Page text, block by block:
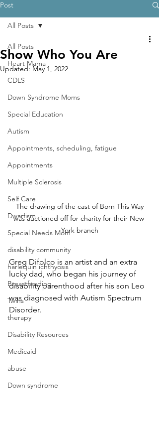
Post
All Posts
Heart Mama
CDLS
Down Syndrome Moms
Special Education
Autism
Appointments, scheduling, fatigue
Appointments
Multiple Sclerosis
Self Care
Dwarfism
Special Needs Mom
disability community
harlequin ichthyosis
Breastfeeding
Twins
therapy
Disability Resources
Medicaid
abuse
Down syndrome
All Posts
Show Who You Are
Updated:May 1, 2022
was auctioned off for charity for their New
York branch
Greg Difolco is an artist and an extra
lucky dad, who began his journey of
disability parenthood after his son Leo
was diagnosed with Autism Spectrum
Disorder.